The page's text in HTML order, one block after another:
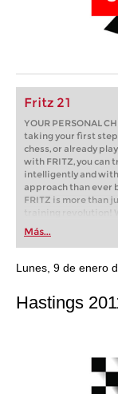
Fritz 21
YOUR PERSONAL
taking your first
chess, or already
with FRITZ, you can
intelligently and
approach than ever
FRITZ is more than
training revolution!
first steps into the
playing at a
train more
more personalised
Más...
Lunes, 9 de enero
Hastings